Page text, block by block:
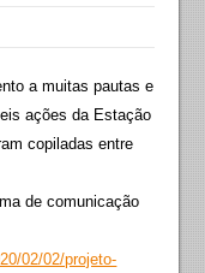
a muitas pautas e
ações da Estação
copiladas entre
de comunicação
02/02/projeto-